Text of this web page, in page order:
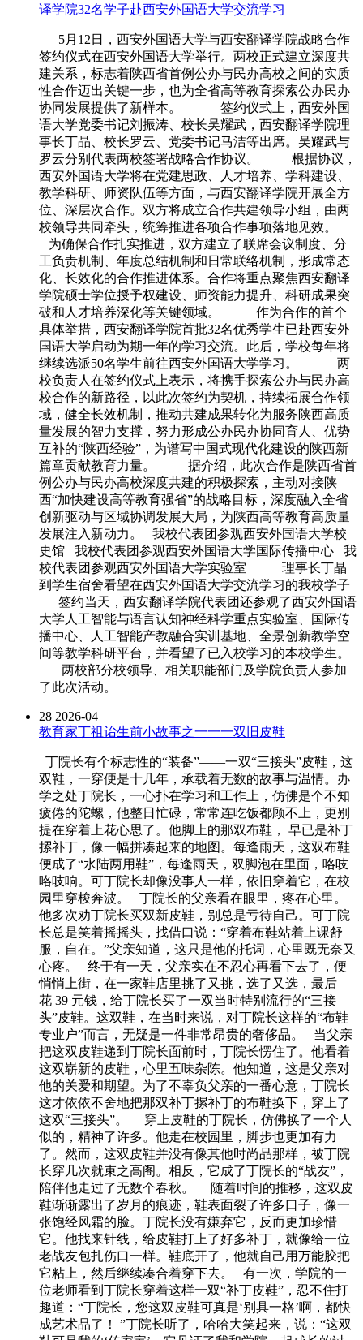
译学院32名学子赴西安外国语大学交流学习
5月12日，西安外国语大学与西安翻译学院战略合作
签约仪式在西安外国语大学举行。两校正式建立深度共
建关系，标志着陕西省首例公办与民办高校之间的实质
性合作迈出关键一步，也为全省高等教育探索公办民办
协同发展提供了新样本。 签约仪式上，西安外国
语大学党委书记刘振涛、校长吴耀武，西安翻译学院理
事长丁晶、校长罗云、党委书记马洁等出席。吴耀武与
罗云分别代表两校签署战略合作协议。 根据协议，
西安外国语大学将在党建思政、人才培养、学科建设、
教学科研、师资队伍等方面，与西安翻译学院开展全方
位、深层次合作。双方将成立合作共建领导小组，由两
校领导共同牵头，统筹推进各项合作事项落地见效。
为确保合作扎实推进，双方建立了联席会议制度、分
工负责机制、年度总结机制和日常联络机制，形成常态
化、长效化的合作推进体系。合作将重点聚焦西安翻译
学院硕士学位授予权建设、师资能力提升、科研成果突
破和人才培养深化等关键领域。 作为合作的首个
具体举措，西安翻译学院首批32名优秀学生已赴西安外
国语大学启动为期一年的学习交流。此后，学校每年将
继续选派50名学生前往西安外国语大学学习。 两
校负责人在签约仪式上表示，将携手探索公办与民办高
校合作的新路径，以此次签约为契机，持续拓展合作领
域，健全长效机制，推动共建成果转化为服务陕西高质
量发展的智力支撑，努力形成公办民办协同育人、优势
互补的“陕西经验”，为谱写中国式现代化建设的陕西新
篇章贡献教育力量。 据介绍，此次合作是陕西省首
例公办与民办高校深度共建的积极探索，主动对接陕
西“加快建设高等教育强省”的战略目标，深度融入全省
创新驱动与区域协调发展大局，为陕西高等教育高质量
发展注入新动力。 我校代表团参观西安外国语大学校
史馆 我校代表团参观西安外国语大学国际传播中心 我
校代表团参观西安外国语大学实验室 理事长丁晶
到学生宿舍看望在西安外国语大学交流学习的我校学子
签约当天，西安翻译学院代表团还参观了西安外国语
大学人工智能与语言认知神经科学重点实验室、国际传
播中心、人工智能产教融合实训基地、全景创新教学空
间等教学科研平台，并看望了已入校学习的本校学生。
两校部分校领导、相关职能部门及学院负责人参加
了此次活动。
28 2026-04
教育家丁祖诒生前小故事之一一一双旧皮鞋
丁院长有个标志性的“装备”——一双“三接头”皮鞋，这
双鞋，一穿便是十几年，承载着无数的故事与温情。办
学之处丁院长，一心扑在学习和工作上，仿佛是个不知
疲倦的陀螺，他整日忙碌，常常连吃饭都顾不上，更别
提在穿着上花心思了。他脚上的那双布鞋， 早已是补丁
摞补丁，像一幅拼凑起来的地图。每逢雨天，这双布鞋
便成了“水陆两用鞋”，每逢雨天，双脚泡在里面，咯吱
咯吱响。可丁院长却像没事人一样，依旧穿着它，在校
园里穿梭奔波。 丁院长的父亲看在眼里，疼在心里。
他多次劝丁院长买双新皮鞋，别总是亏待自己。可丁院
长总是笑着摇摇头，找借口说：“穿着布鞋站着上课舒
服，自在。”父亲知道，这只是他的托词，心里既无奈又
心疼。 终于有一天，父亲实在不忍心再看下去了，便
悄悄上街，在一家鞋店里挑了又挑，选了又选，最后
花 39 元钱，给丁院长买了一双当时特别流行的“三接
头”皮鞋。这双鞋，在当时来说，对丁院长这样的“布鞋
专业户”而言，无疑是一件非常昂贵的奢侈品。 当父亲
把这双皮鞋递到丁院长面前时，丁院长愣住了。他看着
这双崭新的皮鞋，心里五味杂陈。他知道，这是父亲对
他的关爱和期望。为了不辜负父亲的一番心意，丁院长
这才依依不舍地把那双补丁摞补丁的布鞋换下，穿上了
这双“三接头”。 穿上皮鞋的丁院长，仿佛换了一个人
似的，精神了许多。他走在校园里，脚步也更加有力
了。然而，这双皮鞋并没有像其他时尚品那样，被丁院
长穿几次就束之高阁。相反，它成了丁院长的“战友”，
陪伴他走过了无数个春秋。 随着时间的推移，这双皮
鞋渐渐露出了岁月的痕迹，鞋表面裂了许多口子，像一
张饱经风霜的脸。丁院长没有嫌弃它，反而更加珍惜
它。他找来针线，给皮鞋打上了好多补丁，就像给一位
老战友包扎伤口一样。鞋底开了，他就自己用万能胶把
它粘上，然后继续凑合着穿下去。 有一次，学院的一
位老师看到丁院长穿着这样一双“补丁皮鞋”，忍不住打
趣道：“丁院长，您这双皮鞋可真是‘别具一格’啊，都快
成艺术品了！ ”丁院长听了，哈哈大笑起来，说：“这双